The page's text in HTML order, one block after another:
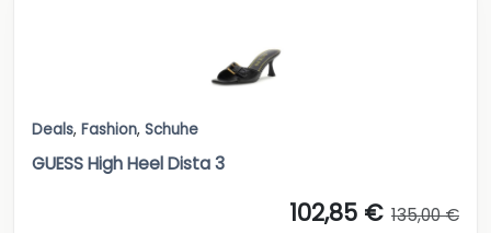
Deals, Fashion, Schuhe
GUESS High Heel Dista 3
102,85 € 135,00 €